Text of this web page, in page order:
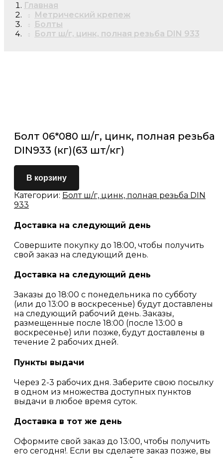
Главная
Метрический крепеж
Болты
Болт ш/г, цинк, полная резьба DIN 933
Болт 06*080 ш/г, цинк, полная резьба
DIN933 (кг)(63 шт/кг)
В корзину
Категории: Болт ш/г, цинк, полная резьба DIN
933
Доставка на следующий день
Совершите покупку до 18:00, чтобы получить
свой заказ на следующий день.
Доставка на следующий день
Заказы до 18:00 с понедельника по субботу
(или до 13:00 в воскресенье) будут доставлены
на следующий рабочий день. Заказы,
размещенные после 18:00 (после 13:00 в
воскресенье) или позже, будут доставлены в
течение 2 рабочих дней.
Пункты выдачи
Через 2-3 рабочих дня. Заберите свою посылку
в одном из множества доступных пунктов
выдачи в любое время суток.
Доставка в тот же день
Оформите свой заказ до 13:00, чтобы получить
его сегодня!. Если вы сделаете заказ позже, вы